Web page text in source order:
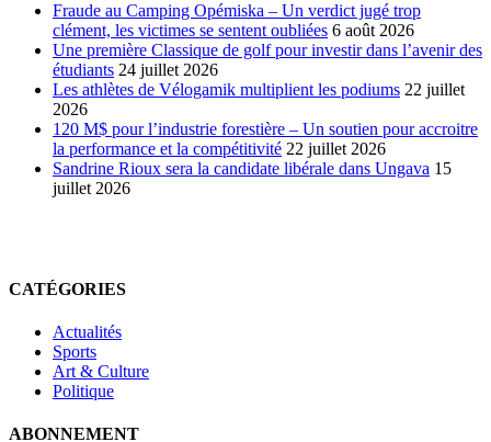
Fraude au Camping Opémiska – Un verdict jugé trop
clément, les victimes se sentent oubliées 6 août 2026
Une première Classique de golf pour investir dans l’avenir des
étudiants 24 juillet 2026
Les athlètes de Vélogamik multiplient les podiums 22 juillet
2026
120 M$ pour l’industrie forestière – Un soutien pour accroitre
la performance et la compétitivité 22 juillet 2026
Sandrine Rioux sera la candidate libérale dans Ungava 15
juillet 2026
CATÉGORIES
Actualités
Sports
Art & Culture
Politique
ABONNEMENT